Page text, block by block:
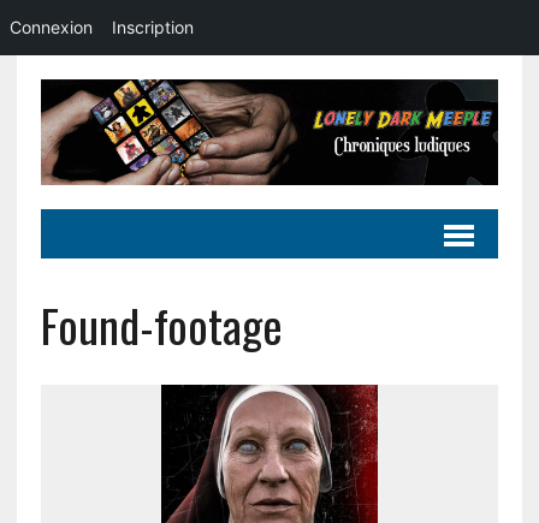
Found-footage
Connexion Inscription